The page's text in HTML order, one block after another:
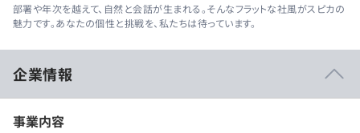
部署や年次を越えて、自然と会話が生まれる。そんなフラットな社風がスピカの
魅力です。あなたの個性と挑戦を、私たちは待っています。
企業情報
事業内容